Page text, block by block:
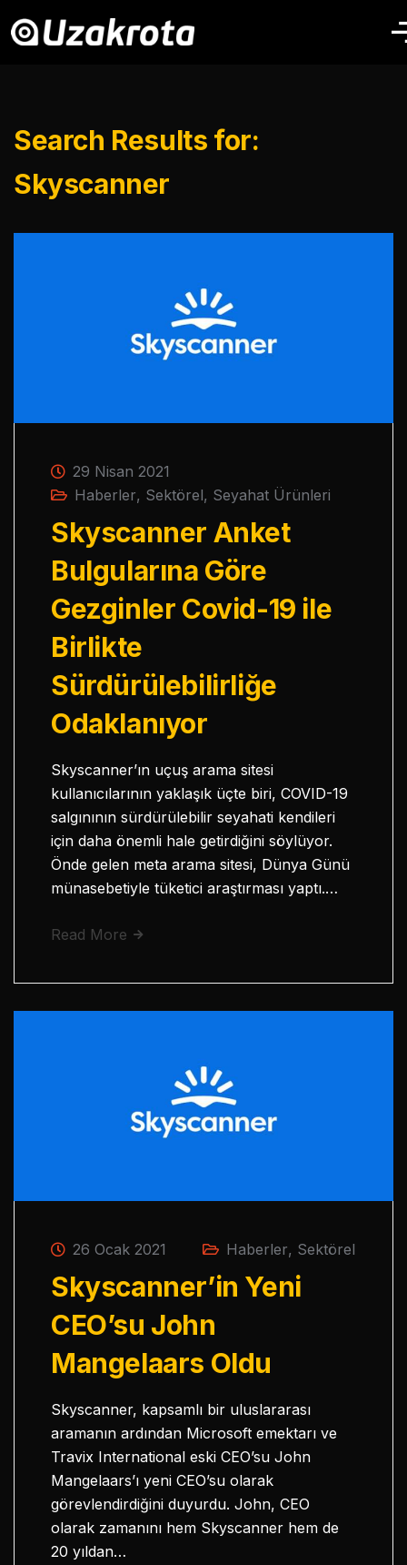
Search Results for:
Skyscanner
29 Nisan 2021
Haberler, Sektörel, Seyahat Ürünleri
Skyscanner Anket
Bulgularına Göre
Gezginler Covid-19 ile
Birlikte
Sürdürülebilirliğe
Odaklanıyor
Skyscanner’ın uçuş arama sitesi
kullanıcılarının yaklaşık üçte biri, COVID-19
salgınının sürdürülebilir seyahati kendileri
için daha önemli hale getirdiğini söylüyor.
Önde gelen meta arama sitesi, Dünya Günü
münasebetiyle tüketici araştırması yaptı.…
Read More
26 Ocak 2021 Haberler, Sektörel
Skyscanner’in Yeni
CEO’su John
Mangelaars Oldu
Skyscanner, kapsamlı bir uluslararası
aramanın ardından Microsoft emektarı ve
Travix International eski CEO’su John
Mangelaars’ı yeni CEO’su olarak
görevlendirdiğini duyurdu. John, CEO
olarak zamanını hem Skyscanner hem de
20 yıldan…